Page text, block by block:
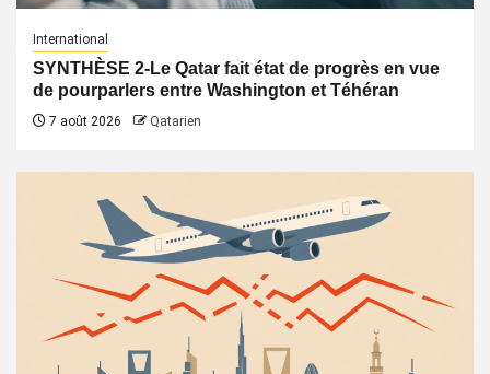
International
SYNTHÈSE 2-Le Qatar fait état de progrès en vue
de pourparlers entre Washington et Téhéran
7 août 2026 Qatarien